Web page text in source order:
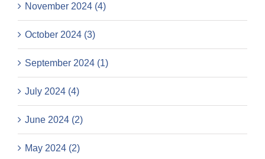
November 2024 (4)
October 2024 (3)
September 2024 (1)
July 2024 (4)
June 2024 (2)
May 2024 (2)